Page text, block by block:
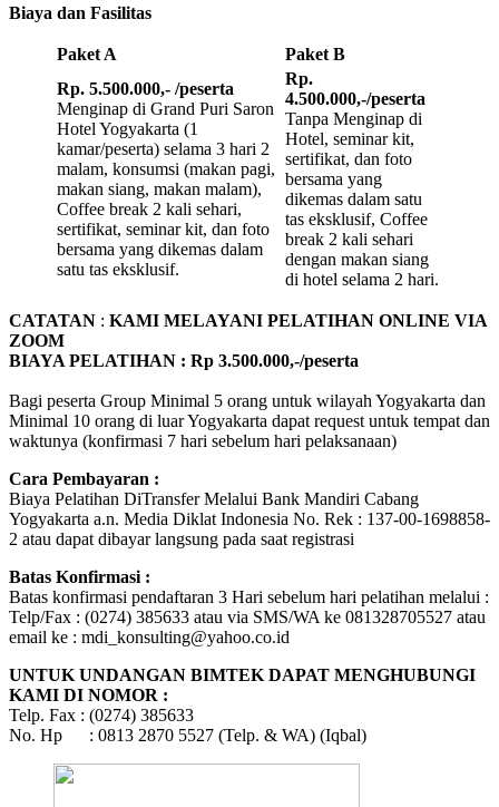
Biaya dan Fasilitas
Paket A
Paket B
Rp. 5.500.000,- /peserta
Menginap di Grand Puri Saron
Hotel Yogyakarta (1
kamar/peserta) selama 3 hari 2
malam, konsumsi (makan pagi,
makan siang, makan malam),
Coffee break 2 kali sehari,
sertifikat, seminar kit, dan foto
bersama yang dikemas dalam
satu tas eksklusif.
Rp.
4.500.000,-/peserta
Tanpa Menginap di
Hotel, seminar kit,
sertifikat, dan foto
bersama yang
dikemas dalam satu
tas eksklusif, Coffee
break 2 kali sehari
dengan makan siang
di hotel selama 2 hari.
CATATAN : KAMI MELAYANI PELATIHAN ONLINE VIA
ZOOM
BIAYA PELATIHAN : Rp 3.500.000,-/peserta
Bagi peserta Group Minimal 5 orang untuk wilayah Yogyakarta dan
Minimal 10 orang di luar Yogyakarta dapat request untuk tempat dan
waktunya (konfirmasi 7 hari sebelum hari pelaksanaan)
Cara Pembayaran :
Biaya Pelatihan DiTransfer Melalui Bank Mandiri Cabang
Yogyakarta a.n. Media Diklat Indonesia No. Rek : 137-00-1698858-
2 atau dapat dibayar langsung pada saat registrasi
Batas Konfirmasi :
Batas konfirmasi pendaftaran 3 Hari sebelum hari pelatihan melalui :
Telp/Fax : (0274) 385633 atau via SMS/WA ke 081328705527 atau
email ke : mdi_konsulting@yahoo.co.id
UNTUK UNDANGAN BIMTEK DAPAT MENGHUBUNGI
KAMI DI NOMOR :
Telp. Fax : (0274) 385633
No. Hp : 0813 2870 5527 (Telp. & WA) (Iqbal)